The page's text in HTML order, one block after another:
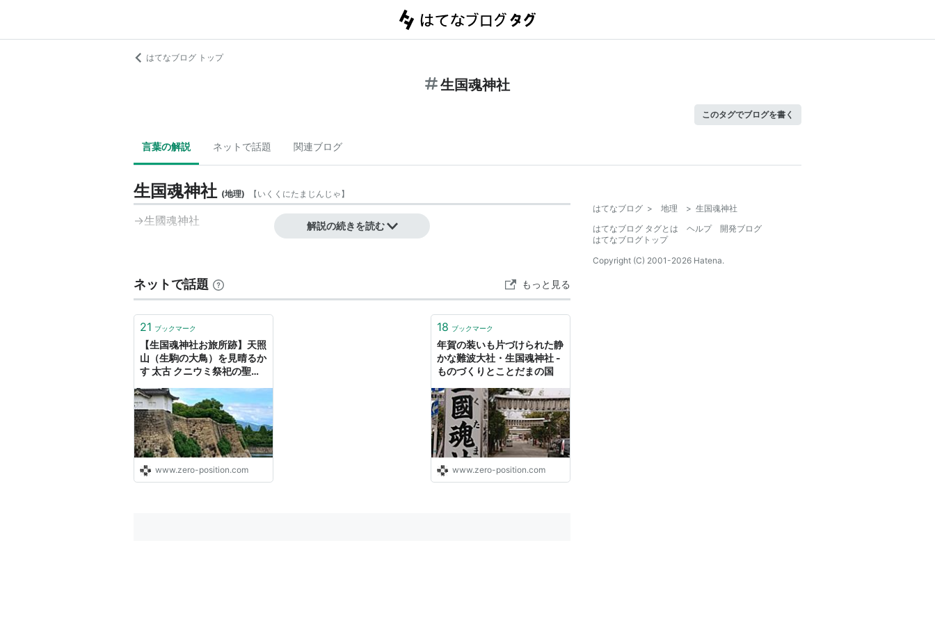
はてなブログ トップ
生国魂神社
このタグでブログを書く
言葉の解説 ネットで話題 関連ブログ
生国魂神社 (地理) 【いくくにたまじんじゃ】
→生國魂神社 解説の続きを読む
ネットで話題 もっと見る
21 ブックマーク
【生国魂神社お旅所跡】天照
山（生駒の大鳥）を見晴るか
す 太古 クニウミ祭祀の聖地
www.zero-position.com
18 ブックマーク
年賀の装いも片づけられた静
かな難波大社・生国魂神社 -
ものづくりとことだまの国
www.zero-position.com
はてなブログ > 地理 > 生国魂神社
はてなブログ タグとは
ヘルプ
開発ブログ
はてなブログトップ
Copyright (C) 2001-2026 Hatena.